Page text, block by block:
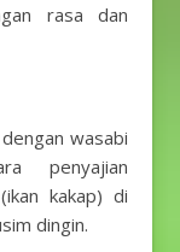
rasa dan
wasabi
penyajian
kakap) di
dingin.